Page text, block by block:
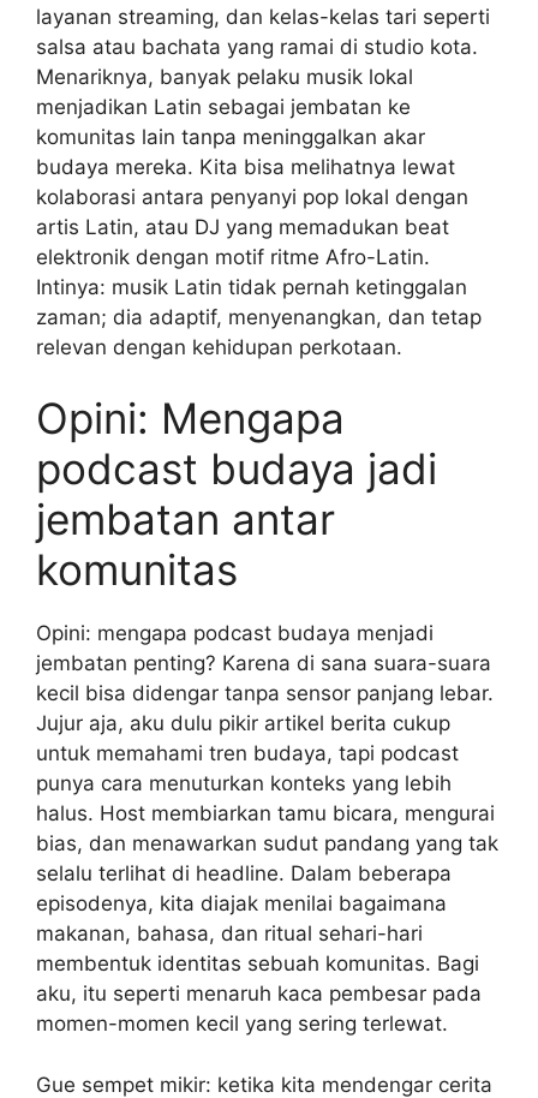
layanan streaming, dan kelas-kelas tari seperti
salsa atau bachata yang ramai di studio kota.
Menariknya, banyak pelaku musik lokal
menjadikan Latin sebagai jembatan ke
komunitas lain tanpa meninggalkan akar
budaya mereka. Kita bisa melihatnya lewat
kolaborasi antara penyanyi pop lokal dengan
artis Latin, atau DJ yang memadukan beat
elektronik dengan motif ritme Afro-Latin.
Intinya: musik Latin tidak pernah ketinggalan
zaman; dia adaptif, menyenangkan, dan tetap
relevan dengan kehidupan perkotaan.
Opini: Mengapa
podcast budaya jadi
jembatan antar
komunitas
Opini: mengapa podcast budaya menjadi
jembatan penting? Karena di sana suara-suara
kecil bisa didengar tanpa sensor panjang lebar.
Jujur aja, aku dulu pikir artikel berita cukup
untuk memahami tren budaya, tapi podcast
punya cara menuturkan konteks yang lebih
halus. Host membiarkan tamu bicara, mengurai
bias, dan menawarkan sudut pandang yang tak
selalu terlihat di headline. Dalam beberapa
episodenya, kita diajak menilai bagaimana
makanan, bahasa, dan ritual sehari-hari
membentuk identitas sebuah komunitas. Bagi
aku, itu seperti menaruh kaca pembesar pada
momen-momen kecil yang sering terlewat.
Gue sempet mikir: ketika kita mendengar cerita